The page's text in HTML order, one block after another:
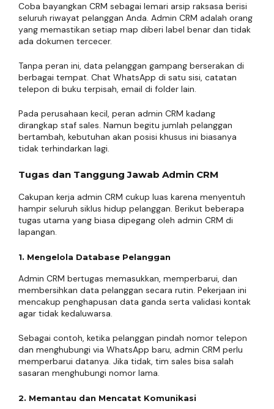
Coba bayangkan CRM sebagai lemari arsip raksasa berisi
seluruh riwayat pelanggan Anda. Admin CRM adalah orang
yang memastikan setiap map diberi label benar dan tidak
ada dokumen tercecer.
Tanpa peran ini, data pelanggan gampang berserakan di
berbagai tempat. Chat WhatsApp di satu sisi, catatan
telepon di buku terpisah, email di folder lain.
Pada perusahaan kecil, peran admin CRM kadang
dirangkap staf sales. Namun begitu jumlah pelanggan
bertambah, kebutuhan akan posisi khusus ini biasanya
tidak terhindarkan lagi.
Tugas dan Tanggung Jawab Admin CRM
Cakupan kerja admin CRM cukup luas karena menyentuh
hampir seluruh siklus hidup pelanggan. Berikut beberapa
tugas utama yang biasa dipegang oleh admin CRM di
lapangan.
1. Mengelola Database Pelanggan
Admin CRM bertugas memasukkan, memperbarui, dan
membersihkan data pelanggan secara rutin. Pekerjaan ini
mencakup penghapusan data ganda serta validasi kontak
agar tidak kedaluwarsa.
Sebagai contoh, ketika pelanggan pindah nomor telepon
dan menghubungi via WhatsApp baru, admin CRM perlu
memperbarui datanya. Jika tidak, tim sales bisa salah
sasaran menghubungi nomor lama.
2. Memantau dan Mencatat Komunikasi